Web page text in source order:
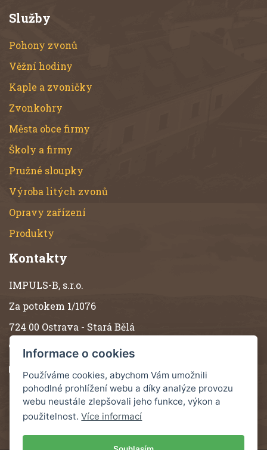
Služby
Pohony zvonů
Věžní hodiny
Kaple a zvoničky
Zvonkohry
Města obce firmy
Školy a firmy
Pružné sloupky
Výroba litých zvonů
Opravy zařízení
Produkty
Kontakty
IMPULS-B, s.r.o.
Za potokem 1/1076
724 00 Ostrava - Stará Bělá
(+420) 596 619 550
impulsb@impulsb.com
Více kontaktů
Informace o cookies
Používáme cookies, abychom Vám umožnili
pohodlné prohlížení webu a díky analýze provozu
webu neustále zlepšovali jeho funkce, výkon a
použitelnost.Více informací